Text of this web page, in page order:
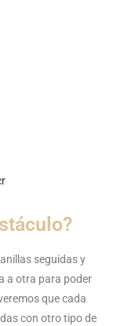
seguidas y
a otra para poder
que cada
con otro tipo de